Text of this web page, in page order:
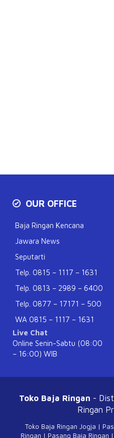
OUR OFFICE
Baja Ringan Kencana
Jawara News
Seputarti
Telp. 0815 – 1117 – 1631
Telp. 0813 – 2989 – 6400
Telp. 0877 – 17171 – 500
WA 0815 – 1117 – 1631
Live Chat
Online Senin-Sabtu (08:00
– 16:00) WIB
Toko Baja Ringan -
Ringan
Toko Baja Ringan Jogja |
Ringan | Pasang Baja Ringan |